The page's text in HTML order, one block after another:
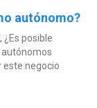
autónomo?
posible
autónomos
este negocio